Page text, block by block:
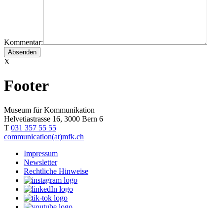
Kommentar:
X
Footer
Museum für Kommunikation
Helvetiastrasse 16, 3000 Bern 6
T 031 357 55 55
communication(at)mfk.ch
Impressum
Newsletter
Rechtliche Hinweise